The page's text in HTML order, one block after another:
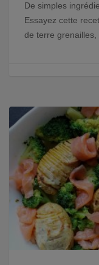
De simples
Essayez cette
de terre